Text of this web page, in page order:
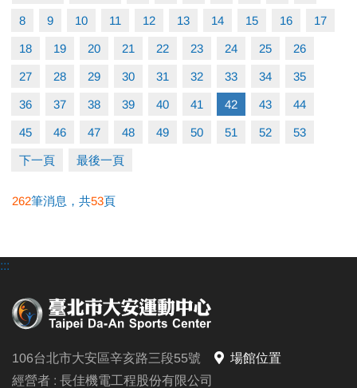
8 9 10 11 12 13 14 15 16 17
18 19 20 21 22 23 24 25 26
27 28 29 30 31 32 33 34 35
36 37 38 39 40 41 42 43 44
45 46 47 48 49 50 51 52 53
下一頁 最後一頁
262筆消息，共53頁
:::
106台北市大安區辛亥路三段55號
場館位置
經營者 : 長佳機電工程股份有限公司